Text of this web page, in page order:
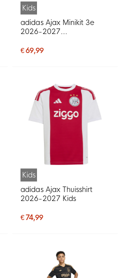
Kids
adidas Ajax Minikit 3e
2026-2027
€ 69,99
Kids
adidas Ajax Thuisshirt
2026-2027 Kids
€ 74,99